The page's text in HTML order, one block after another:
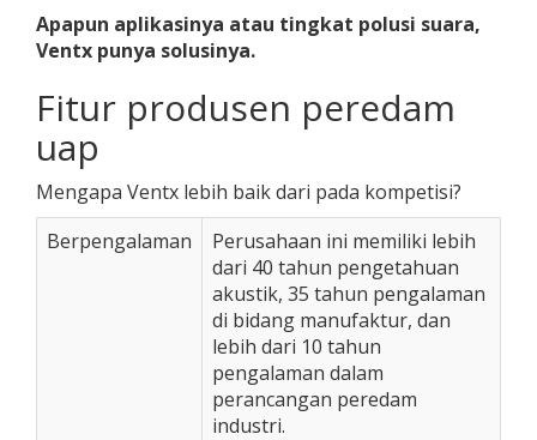
Apapun aplikasinya atau tingkat polusi suara,
Ventx punya solusinya.
Fitur produsen peredam
uap
Mengapa Ventx lebih baik dari pada kompetisi?
Berpengalaman
Perusahaan ini memiliki lebih
dari 40 tahun pengetahuan
akustik, 35 tahun pengalaman
di bidang manufaktur, dan
lebih dari 10 tahun
pengalaman dalam
perancangan peredam
industri.